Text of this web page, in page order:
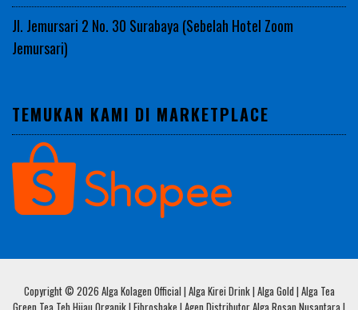
Jl. Jemursari 2 No. 30 Surabaya (Sebelah Hotel Zoom
Jemursari)
TEMUKAN KAMI DI MARKETPLACE
Copyright © 2026 Alga Kolagen Official | Alga Kirei Drink | Alga Gold | Alga Tea
Green Tea Teh Hijau Organik | Fibroshake | Agen Distributor Alga Rosan Nusantara |